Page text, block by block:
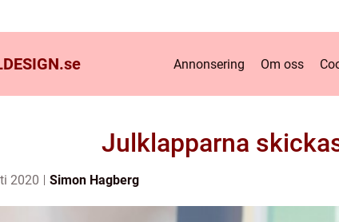
se Annonsering Om oss
Julklapparna
2020 Simon Hagberg